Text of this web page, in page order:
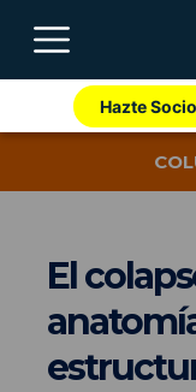
Hazte Socio
El